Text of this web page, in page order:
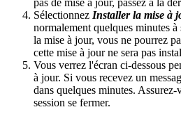
pas de mise à jour, passez à la
Sélectionnez Installer la mise à
normalement quelques minutes
la mise à jour, vous ne pourrez
cette mise à jour ne sera pas
Vous verrez l'écran ci-dessous
à jour. Si vous recevez un
dans quelques minutes.
session se fermer.